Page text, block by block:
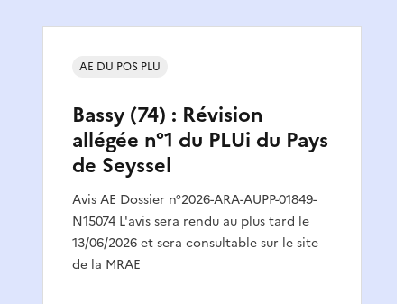
Bassy (74) : Révision
allégée n°1 du PLUi du Pays
de Seyssel
Avis AE Dossier n°2026-ARA-AUPP-01849-
N15074 L'avis sera rendu au plus tard le
13/06/2026 et sera consultable sur le site
de la MRAE
AE DU POS PLU